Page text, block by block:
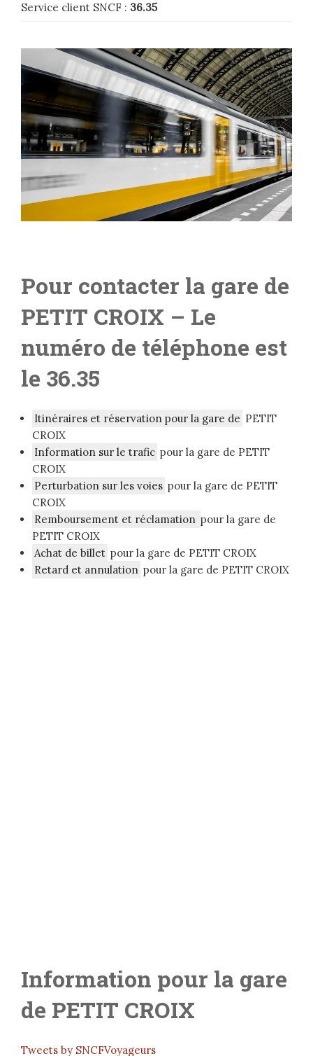
Service client SNCF : 36.35
Pour contacter la gare de
PETIT CROIX – Le
numéro de téléphone est
le 36.35
Itinéraires et réservation pour la gare de PETIT
CROIX
Information sur le trafic pour la gare de PETIT
CROIX
Perturbation sur les voies pour la gare de PETIT
CROIX
Remboursement et réclamation pour la gare de
PETIT CROIX
Achat de billet pour la gare de PETIT CROIX
Retard et annulation pour la gare de PETIT CROIX
Information pour la gare
de PETIT CROIX
Tweets by SNCFVoyageurs